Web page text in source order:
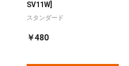
SV11W]
スタンダード
￥480